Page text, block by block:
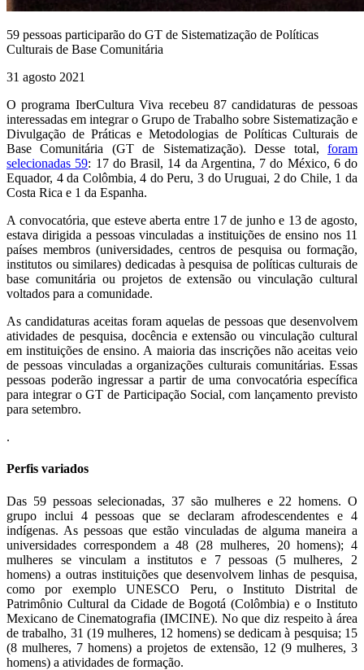
59 pessoas participarão do GT de Sistematização de Políticas
Culturais de Base Comunitária
31 agosto 2021
O programa IberCultura Viva recebeu 87 candidaturas de pessoas
interessadas em integrar o Grupo de Trabalho sobre Sistematização e
Divulgação de Práticas e Metodologias de Políticas Culturais de
Base Comunitária (GT de Sistematização). Desse total, foram
selecionadas 59: 17 do Brasil, 14 da Argentina, 7 do México, 6 do
Equador, 4 da Colômbia, 4 do Peru, 3 do Uruguai, 2 do Chile, 1 da
Costa Rica e 1 da Espanha.
A convocatória, que esteve aberta entre 17 de junho e 13 de agosto,
estava dirigida a pessoas vinculadas a instituições de ensino nos 11
países membros (universidades, centros de pesquisa ou formação,
institutos ou similares) dedicadas à pesquisa de políticas culturais de
base comunitária ou projetos de extensão ou vinculação cultural
voltados para a comunidade.
As candidaturas aceitas foram aquelas de pessoas que desenvolvem
atividades de pesquisa, docência e extensão ou vinculação cultural
em instituições de ensino. A maioria das inscrições não aceitas veio
de pessoas vinculadas a organizações culturais comunitárias. Essas
pessoas poderão ingressar a partir de uma convocatória específica
para integrar o GT de Participação Social, com lançamento previsto
para setembro.
.
Perfis variados
Das 59 pessoas selecionadas, 37 são mulheres e 22 homens. O
grupo inclui 4 pessoas que se declaram afrodescendentes e 4
indígenas. As pessoas que estão vinculadas de alguma maneira a
universidades correspondem a 48 (28 mulheres, 20 homens); 4
mulheres se vinculam a institutos e 7 pessoas (5 mulheres, 2
homens) a outras instituições que desenvolvem linhas de pesquisa,
como por exemplo UNESCO Peru, o Instituto Distrital de
Patrimônio Cultural da Cidade de Bogotá (Colômbia) e o Instituto
Mexicano de Cinematografia (IMCINE). No que diz respeito à área
de trabalho, 31 (19 mulheres, 12 homens) se dedicam à pesquisa; 15
(8 mulheres, 7 homens) a projetos de extensão, 12 (9 mulheres, 3
homens) a atividades de formação.